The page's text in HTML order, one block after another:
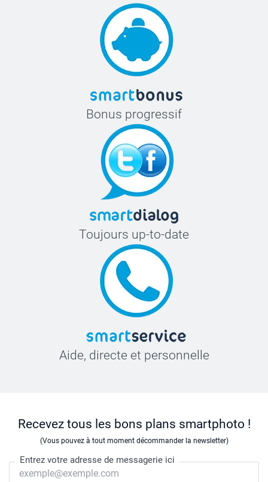
Bonus progressif
Toujours up-to-date
Aide, directe et personnelle
Recevez tous les bons plans smartphoto !
(Vous pouvez à tout moment décommander la newsletter)
Entrez votre adresse de messagerie ici